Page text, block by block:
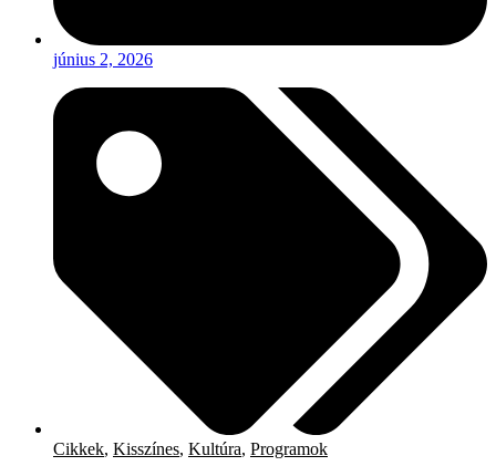
június 2, 2026
Cikkek, Kisszínes, Kultúra, Programok